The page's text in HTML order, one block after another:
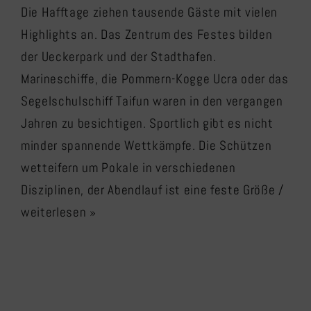
Die Hafftage ziehen tausende Gäste mit vielen
Highlights an. Das Zentrum des Festes bilden
der Ueckerpark und der Stadthafen.
Marineschiffe, die Pommern-Kogge Ucra oder das
Segelschulschiff Taifun waren in den vergangen
Jahren zu besichtigen. Sportlich gibt es nicht
minder spannende Wettkämpfe. Die Schützen
wetteifern um Pokale in verschiedenen
Disziplinen, der Abendlauf ist eine feste Größe /
weiterlesen »